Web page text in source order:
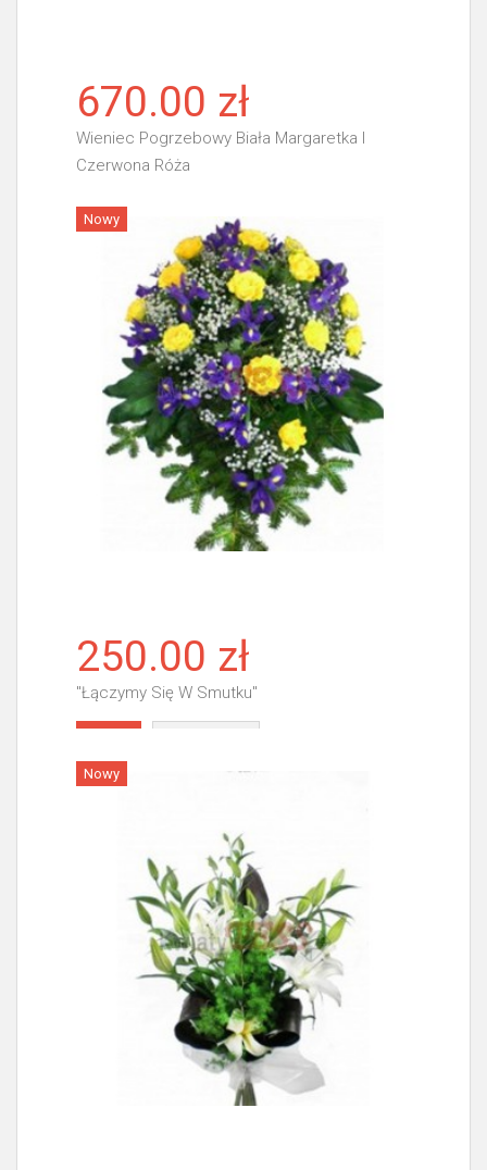
670.00 zł
Wieniec Pogrzebowy Biała Margaretka I
Czerwona Róża
Więcej
Nowy
250.00 zł
"Łączymy Się W Smutku"
Nowy